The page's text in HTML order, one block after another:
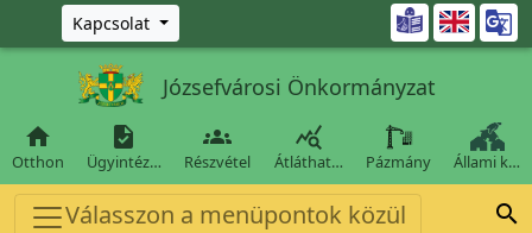
Ugrás a fő tartalomra
Kapcsolat 
Józsefvárosi Önkormányzat

Otthon

Ügyintéz…

Részvétel

Átláthat… Pázmány Állami k…
Válasszon a menüpontok közül 